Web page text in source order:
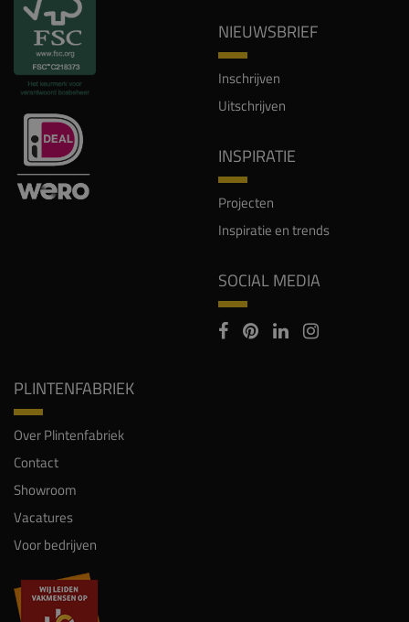
NIEUWSBRIEF
Inschrijven
Uitschrijven
INSPIRATIE
Projecten
Inspiratie en trends
SOCIAL MEDIA
PLINTENFABRIEK
Over Plintenfabriek
Contact
Showroom
Vacatures
Voor bedrijven